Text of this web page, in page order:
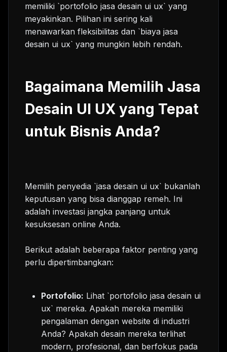
memiliki `portofolio jasa desain ui ux` yang
meyakinkan. Pilihan ini sering kali
menawarkan fleksibilitas dan `biaya jasa
desain ui ux` yang mungkin lebih rendah.
Bagaimana Memilih Jasa
Desain UI UX yang Tepat
untuk Bisnis Anda?
Memilih penyedia `jasa desain ui ux` bukanlah
keputusan yang bisa dianggap remeh. Ini
adalah investasi jangka panjang untuk
kesuksesan online Anda.
Berikut adalah beberapa faktor penting yang
perlu dipertimbangkan:
Portofolio: Lihat `portofolio jasa desain ui
ux` mereka. Apakah mereka memiliki
pengalaman dengan website di industri
Anda? Apakah desain mereka terlihat
modern, profesional, dan berfokus pada